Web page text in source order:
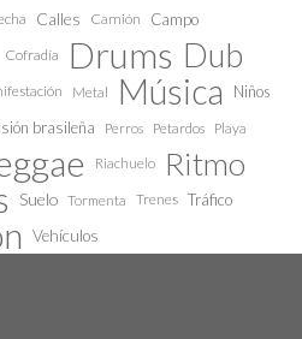
Calles Camión Campo
Cofradía Drums Dub
Metal Música
Niños
brasileña Perros Petardos Playa
Riachuelo Ritmo
Suelo Tormenta Trenes Tráfico
Vehículos